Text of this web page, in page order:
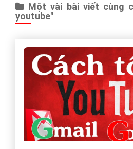
Một vài bài viết cùng
youtube"